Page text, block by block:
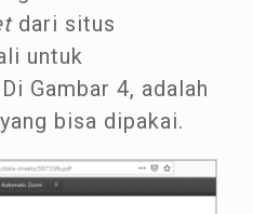
dari situs
untuk
Gambar 4, adalah
yang bisa dipakai.